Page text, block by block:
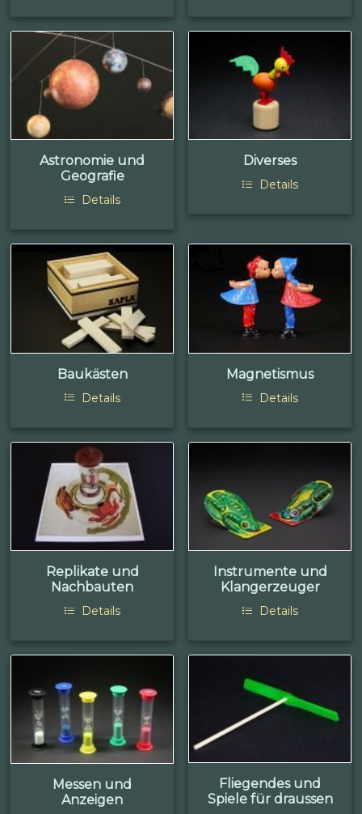
Astronomie und
Geografie
Details
Diverses
Details
Baukästen
Details
Magnetismus
Details
Replikate und
Nachbauten
Details
Instrumente und
Klangerzeuger
Details
Messen und
Anzeigen
Fliegendes und
Spiele für draussen